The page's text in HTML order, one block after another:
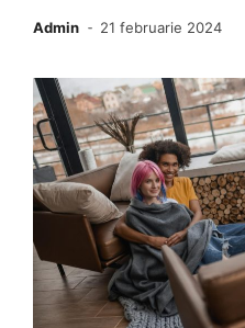
Admin 21 februarie 2024